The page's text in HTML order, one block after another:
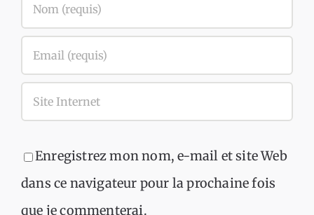
Enregistrez mon nom, e-mail et site Web
dans ce navigateur pour la prochaine fois
que je commenterai.